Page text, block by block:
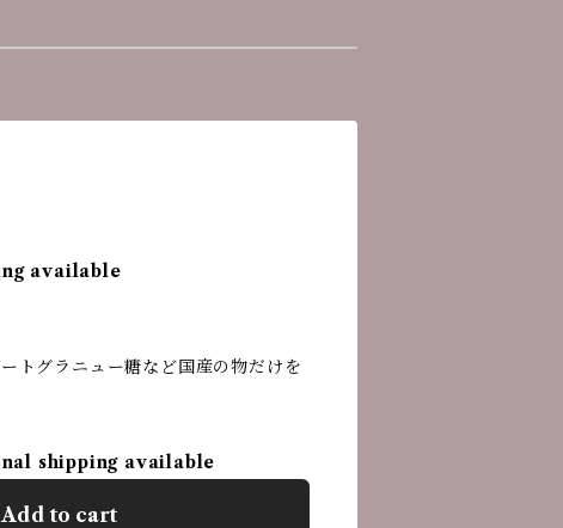
available
トグラニュー糖など国産の物だけを
shipping available
Add to cart